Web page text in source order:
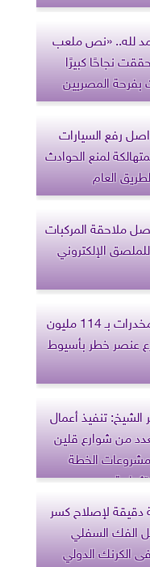
لله.. «نص ملعب
نجاحًا كبيرًا
بفرحة المصريين
رفع السيارات
لمنع الحوادث
العام
ملاحقة المركبات
الإلكتروني
ضبط طن مخدرات بـ 114 مليون
عنصر خطر بأسيوط
تنفيذ أعمال
من شوارع قلين
الخطة
صور
دقيقة لإصلاح كسر
الفك السفلي
الكرنك الدولي